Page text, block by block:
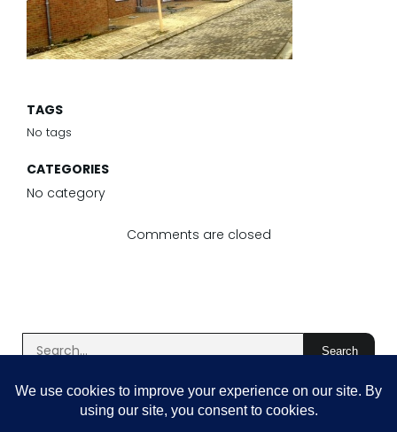
TAGS
No tags
CATEGORIES
No category
Comments are closed
Search
Latest Comments